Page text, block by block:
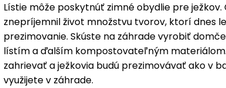
Lístie môže poskytnúť zimné obydlie pre ježkov.
znepríjemnil život množstvu tvorov, ktorí dnes
prezimovanie. Skúste na záhrade vyrobiť
lístím a ďalším kompostovateľným
zahrievať a ježkovia budú prezimovávať ako v
využijete v záhrade.